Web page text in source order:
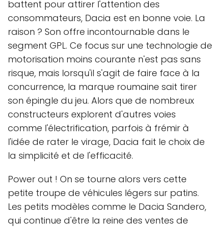
battent pour attirer l'attention des
consommateurs, Dacia est en bonne voie. La
raison ? Son offre incontournable dans le
segment GPL. Ce focus sur une technologie de
motorisation moins courante n'est pas sans
risque, mais lorsqu'il s'agit de faire face à la
concurrence, la marque roumaine sait tirer
son épingle du jeu. Alors que de nombreux
constructeurs explorent d'autres voies
comme l'électrification, parfois à frémir à
l'idée de rater le virage, Dacia fait le choix de
la simplicité et de l'efficacité.
Power out ! On se tourne alors vers cette
petite troupe de véhicules légers sur patins.
Les petits modèles comme le Dacia Sandero,
qui continue d'être la reine des ventes de